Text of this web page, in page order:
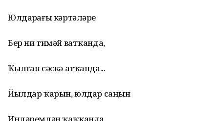
Юлдарҙағы кәртәләрҙе
Бер ни тимәй ватҡанда,
Ҡылған сәскә атҡанда...
Йылдар ҡарын, юлдар саңын